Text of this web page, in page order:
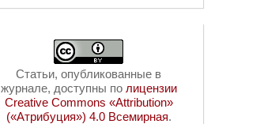
Статьи, опубликованные в
журнале, доступны по лицензии
Creative Commons «Attribution»
(«Атрибуция») 4.0 Всемирная.